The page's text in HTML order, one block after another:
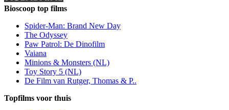
Bioscoop top films
Spider-Man: Brand New Day
The Odyssey
Paw Patrol: De Dinofilm
Vaiana
Minions & Monsters (NL)
Toy Story 5 (NL)
De Film van Rutger, Thomas & P..
Topfilms voor thuis